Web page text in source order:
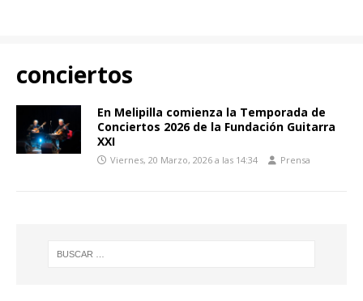
conciertos
En Melipilla comienza la Temporada de
Conciertos 2026 de la Fundación Guitarra
XXI
Viernes, 20 Marzo, 2026 a las 14:34 Prensa